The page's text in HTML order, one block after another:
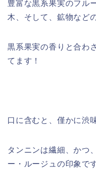
豊富な黒系果実のフル
木、そして、鉱物など
黒系果実の香りと合わ
てます！
口に含むと、僅かに渋
タンニンは繊細、かつ
ー・ルージュの印象です